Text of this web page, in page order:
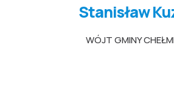
Stanisław
WÓJT GMINY